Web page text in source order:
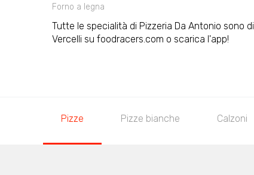
Forno a legna
Tutte le specialità di Pizzeria Da Antonio sono
Vercelli su foodracers.com o scarica l'app!
Pizze Pizze bianche Calzoni